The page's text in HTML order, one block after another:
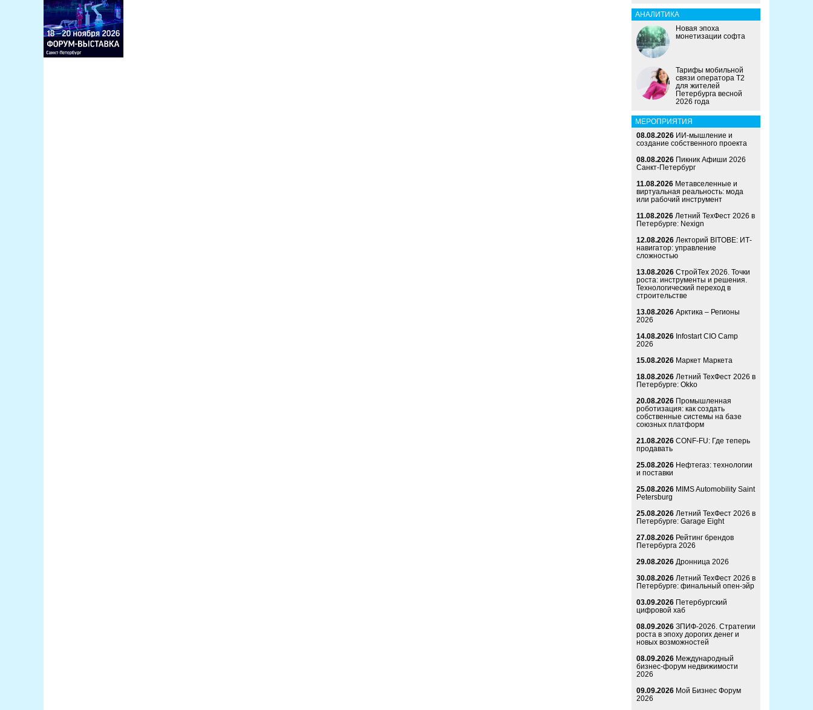
АНАЛИТИКА
Новая эпоха
монетизации софта
Тарифы мобильной
связи оператора Т2
для жителей
Петербурга весной
2026 года
МЕРОПРИЯТИЯ
08.08.2026 ИИ-мышление и
создание собственного проекта
08.08.2026 Пикник Афиши 2026
Санкт-Петербург
11.08.2026 Метавселенные и
виртуальная реальность: мода
или рабочий инструмент
11.08.2026 Летний ТехФест 2026 в
Петербурге: Nexign
12.08.2026 Лекторий BITOBE: ИТ-
навигатор: управление
сложностью
13.08.2026 СтройТех 2026. Точки
роста: инструменты и решения.
Технологический переход в
строительстве
13.08.2026 Арктика – Регионы
2026
14.08.2026 Infostart CIO Camp
2026
15.08.2026 Маркет Маркета
18.08.2026 Летний ТехФест 2026 в
Петербурге: Okko
20.08.2026 Промышленная
роботизация: как создать
собственные системы на базе
союзных платформ
21.08.2026 CONF-FU: Где теперь
продавать
25.08.2026 Нефтегаз: технологии
и поставки
25.08.2026 MIMS Automobility Saint
Petersburg
25.08.2026 Летний ТехФест 2026 в
Петербурге: Garage Eight
27.08.2026 Рейтинг брендов
Петербурга 2026
29.08.2026 Дронница 2026
30.08.2026 Летний ТехФест 2026 в
Петербурге: финальный опен-эйр
03.09.2026 Петербургский
цифровой хаб
08.09.2026 ЗПИФ-2026. Стратегии
роста в эпоху дорогих денег и
новых возможностей
08.09.2026 Международный
бизнес-форум недвижимости
2026
09.09.2026 Мой Бизнес Форум
2026